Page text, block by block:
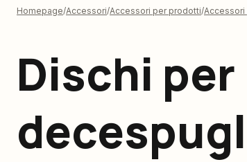
Homepage Accessori Accessori per prodotti
Dischi per